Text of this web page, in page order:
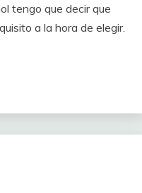
tengo que decir que
a la hora de elegir.